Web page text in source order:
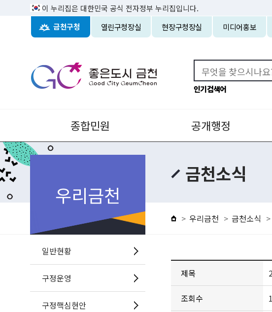
이 누리집은 대한민국 공식 전자정부 누리집입니다.
금천구청 열린구청장실 현장구청장실 미디어홍보
인기검색어
종합민원 공개행정
우리금천
일반현황
구정운영
구정핵심현안
금천소식
우리금천 금천소식
제목
조회수